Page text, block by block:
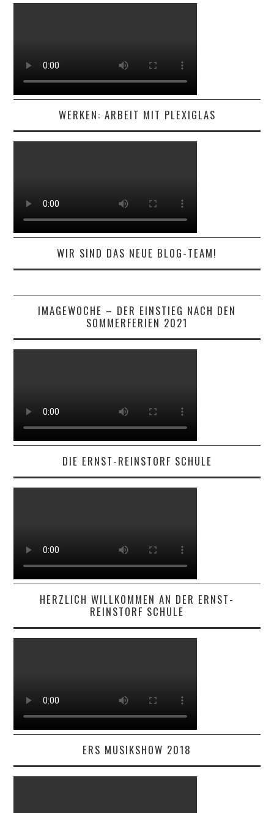
WERKEN: ARBEIT MIT PLEXIGLAS
WIR SIND DAS NEUE BLOG-TEAM!
IMAGEWOCHE – DER EINSTIEG NACH DEN
SOMMERFERIEN 2021
DIE ERNST-REINSTORF SCHULE
HERZLICH WILLKOMMEN AN DER ERNST-
REINSTORF SCHULE
ERS MUSIKSHOW 2018